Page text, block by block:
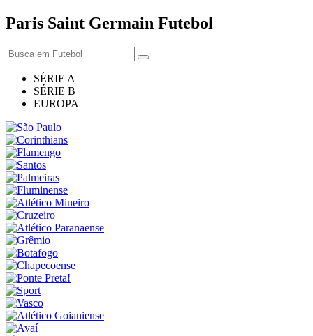
Paris Saint Germain Futebol
SÉRIE A
SÉRIE B
EUROPA